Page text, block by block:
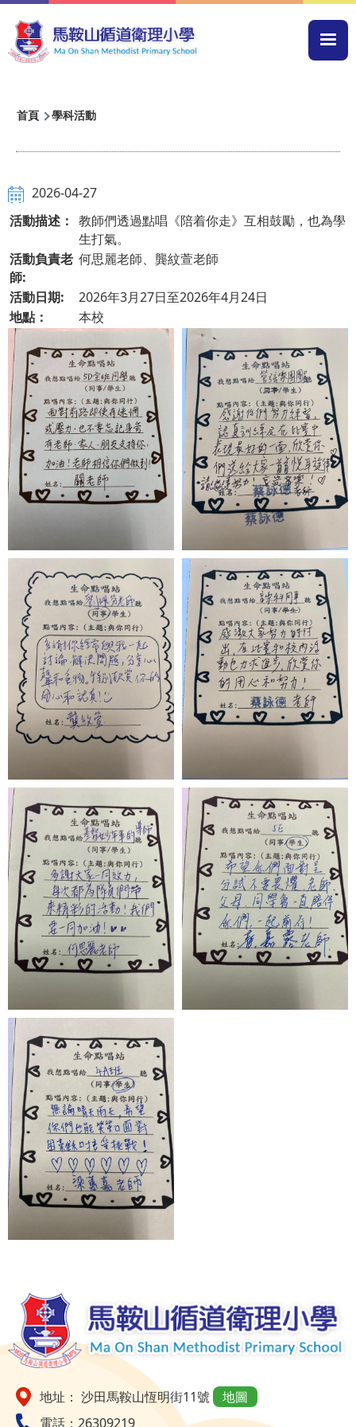
移至主內容
導
連
結
首頁 學科活動
2026-04-27
活動描述： 教師們透過點唱《陪着你走》互相鼓勵，也為學
生打氣。
活動負責老
師:
何思麗老師、龔紋萱老師
活動日期:
2026年3月27日至2026年4月24日
地點：
本校
地址： 沙田馬鞍山恆明街11號
地圖
電話：26309219